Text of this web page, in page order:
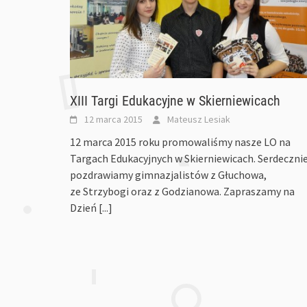
XIII Targi Edukacyjne w Skierniewicach
12 marca 2015 Mateusz Lesiak
12 marca 2015 roku promowaliśmy nasze LO na
Targach Edukacyjnych w Skierniewicach.
pozdrawiamy gimnazjalistów z Głuchowa,
ze Strzybogi oraz z Godzianowa. Zapraszamy na
Dzień [...]